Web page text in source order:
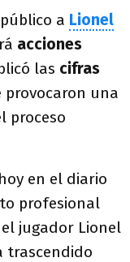
a Lionel
acciones
las cifras
una
proceso
en el diario
profesional
jugador Lionel
trascendido